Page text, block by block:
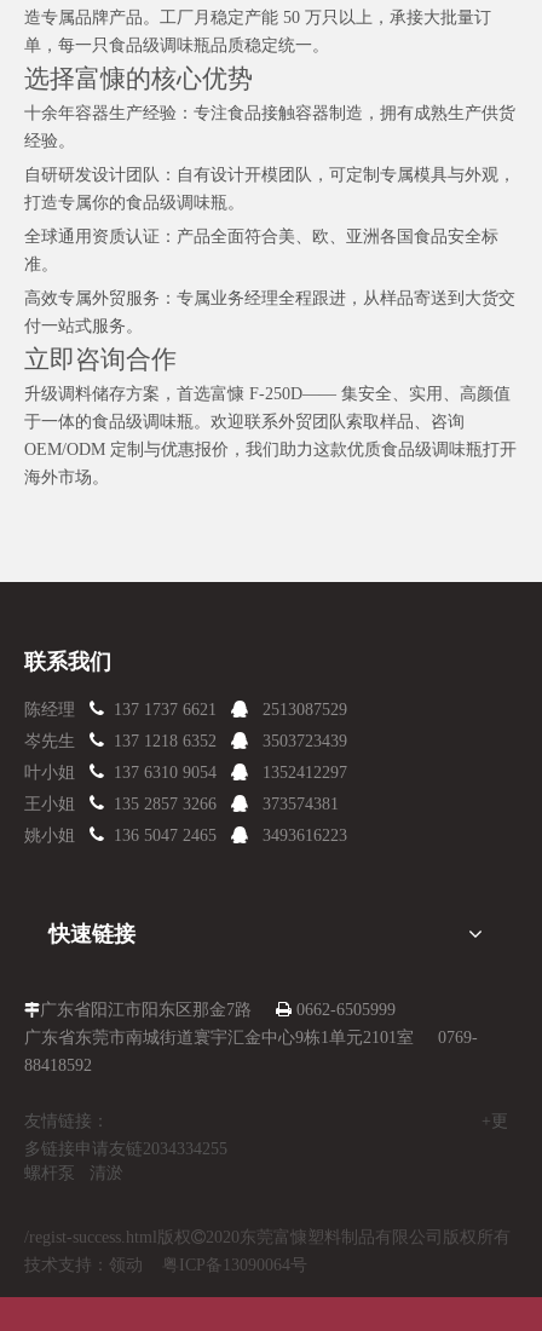
造专属品牌产品。工厂月稳定产能 50 万只以上，承接大批量订
单，每一只食品级调味瓶品质稳定统一。
选择富慷的核心优势
十余年容器生产经验：专注食品接触容器制造，拥有成熟生产供货
经验。
自研研发设计团队：自有设计开模团队，可定制专属模具与外观，
打造专属你的食品级调味瓶。
全球通用资质认证：产品全面符合美、欧、亚洲各国食品安全标
准。
高效专属外贸服务：专属业务经理全程跟进，从样品寄送到大货交
付一站式服务。
立即咨询合作
升级调料储存方案，首选富慷 F-250D—— 集安全、实用、高颜值
于一体的食品级调味瓶。欢迎联系外贸团队索取样品、咨询
OEM/ODM 定制与优惠报价，我们助力这款优质食品级调味瓶打开
海外市场。
联系我们
陈经理  137 1737 6621  2513087529
岑先生  137 1218 6352  3503723439
叶小姐  137 6310 9054  1352412297
王小姐  135 2857 3266  373574381
姚小姐  136 5047 2465  3493616223
快速链接
广东省阳江市阳东区那金7路  0662-6505999
广东省东莞市南城街道寰宇汇金中心9栋1单元2101室 0769-
88418592
友情链接： +更
多链接申请友链2034334255
螺杆泵
清淤
/regist-success.html 版权2020东莞富慷塑料制品有限公司版权所有
技术支持： 领动 粤ICP备13090064号